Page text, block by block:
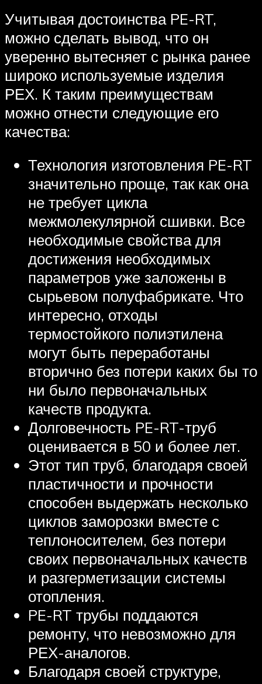
Учитывая достоинства PE-RT,
можно сделать вывод, что он
уверенно вытесняет с рынка ранее
широко используемые изделия
РЕХ. К таким преимуществам
можно отнести следующие его
качества:
Технология изготовления PE-RT
значительно проще, так как она
не требует цикла
межмолекулярной сшивки. Все
необходимые свойства для
достижения необходимых
параметров уже заложены в
сырьевом полуфабрикате. Что
интересно, отходы
термостойкого полиэтилена
могут быть переработаны
вторично без потери каких бы то
ни было первоначальных
качеств продукта.
Долговечность PE-RT-труб
оценивается в 50 и более лет.
Этот тип труб, благодаря своей
пластичности и прочности
способен выдержать несколько
циклов заморозки вместе с
теплоносителем, без потери
своих первоначальных качеств
и разгерметизации системы
отопления.
PE-RT трубы поддаются
ремонту, что невозможно для
РЕХ-аналогов.
Благодаря своей структуре,